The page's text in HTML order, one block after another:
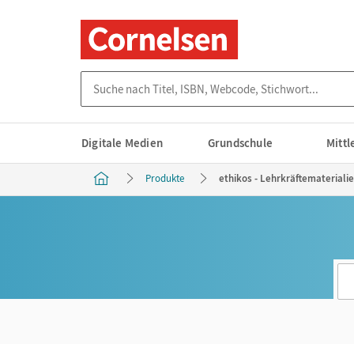
Digitale Medien Grundschule
Produkte ethikos -